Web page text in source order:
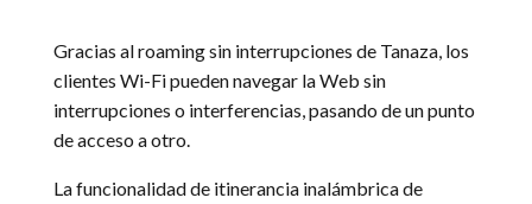
Gracias al roaming sin interrupciones de Tanaza, los
clientes Wi-Fi pueden navegar la Web sin
interrupciones o interferencias, pasando de un punto
de acceso a otro.
La funcionalidad de itinerancia inalámbrica de